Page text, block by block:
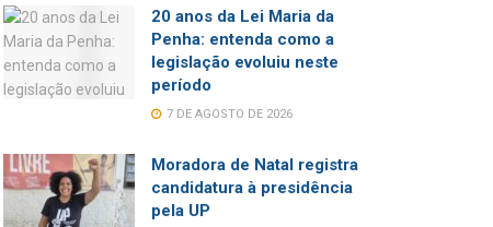
20 anos da Lei Maria da
Penha: entenda como a
legislação evoluiu neste
período
7 DE AGOSTO DE 2026
Moradora de Natal registra
candidatura à presidência
pela UP